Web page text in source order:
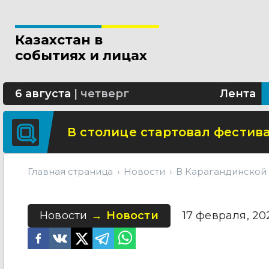
Казахстан в
событиях и лицах
6 августа четверг Лента
В Алматы благоустраивают
Сколько стоит собрать
В столице стартовал
Главная страница Новости В Карагандинской
Новости Новости 17 февраля,